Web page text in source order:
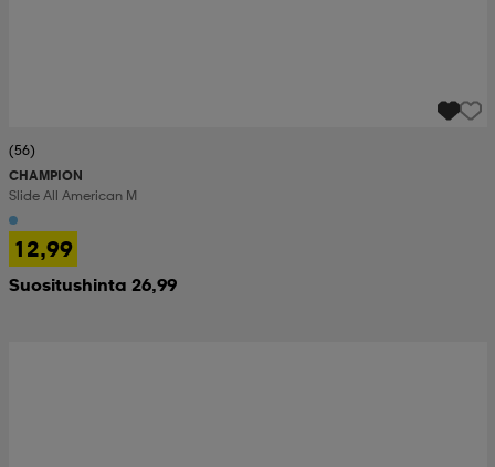
(56)
CHAMPION
Slide All American M
12,99
Suositushinta 26,99